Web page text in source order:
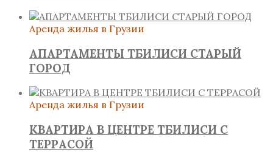
Аренда жилья в Грузии
АПАРТАМЕНТЫ ТБИЛИСИ СТАРЫЙ
ГОРОД
Аренда жилья в Грузии
КВАРТИРА В ЦЕНТРЕ ТБИЛИСИ С
ТЕРРАСОЙ